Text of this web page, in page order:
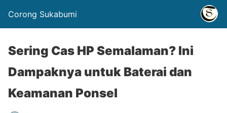
Corong Sukabumi
Sering Cas HP Semalaman? Ini
Dampaknya untuk Baterai dan
Keamanan Ponsel